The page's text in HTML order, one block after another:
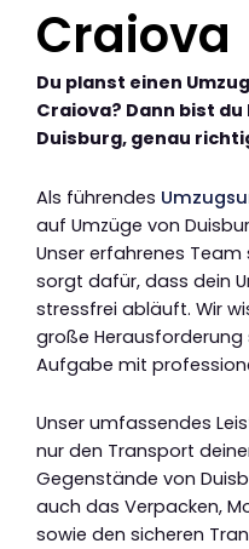
Craiova
Du planst einen
Craiova? Dann bist du
Duisburg, genau
Als führendes
auf Umzüge von
Unser erfahrenes
sorgt dafür, dass dein
stressfrei abläuft. Wir
große Herausforderung
Aufgabe mit
Unser umfassendes
nur den Transport
Gegenstände von
auch das Verpacken,
sowie den sicheren